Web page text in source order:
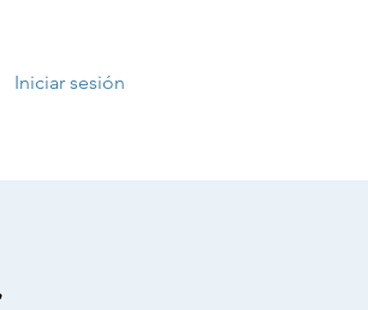
Iniciar sesión